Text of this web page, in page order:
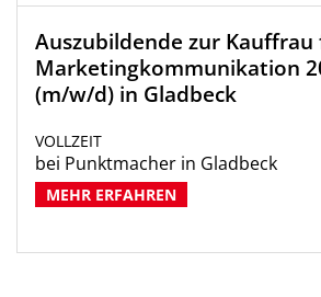
Auszubildende zur Kauffrau
Marketingkommunikation
(m/w/d) in Gladbeck
VOLLZEIT
bei Punktmacher in Gladbeck
MEHR ERFAHREN